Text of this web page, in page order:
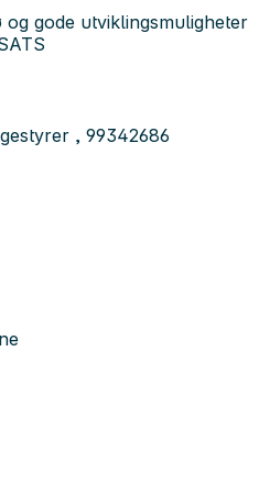
og gode utviklingsmuligheter
, 99342686